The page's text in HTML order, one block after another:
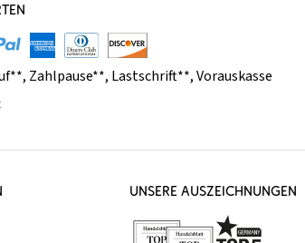
, Zahlpause**, Lastschrift**,Vorauskasse
UNSERE AUSZEICHNUNGEN